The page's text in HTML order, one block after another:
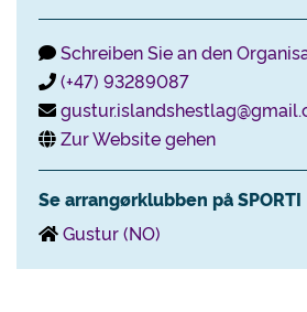
Schreiben Sie an den
(+47) 93289087
Zur Website gehen
Se arrangørklubben på SPORTI
Gustur (NO)